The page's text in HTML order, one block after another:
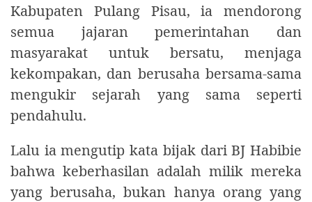
Kabupaten Pulang Pisau, ia mendorong
semua jajaran pemerintahan dan
masyarakat untuk bersatu, menjaga
kekompakan, dan berusaha bersama-sama
mengukir sejarah yang sama seperti
pendahulu.
Lalu ia mengutip kata bijak dari BJ Habibie
bahwa keberhasilan adalah milik mereka
yang berusaha, bukan hanya orang yang